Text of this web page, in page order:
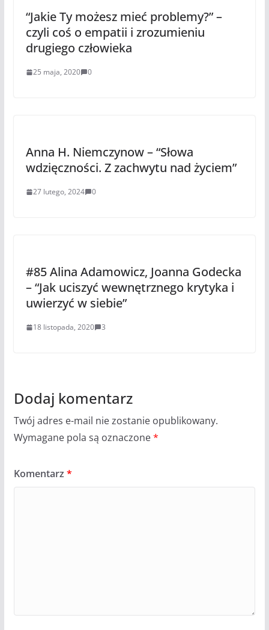
“Jakie Ty możesz mieć problemy?” –
czyli coś o empatii i zrozumieniu
drugiego człowieka
25 maja, 2020 0
Anna H. Niemczynow – “Słowa
wdzięczności. Z zachwytu nad życiem”
27 lutego, 2024 0
#85 Alina Adamowicz, Joanna Godecka
– “Jak uciszyć wewnętrznego krytyka i
uwierzyć w siebie”
18 listopada, 2020 3
Dodaj komentarz
Twój adres e-mail nie zostanie opublikowany.
Wymagane pola są oznaczone*
Komentarz *